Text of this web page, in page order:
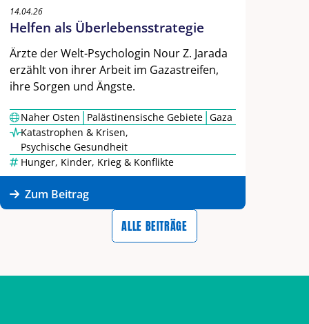
14.04.26
Helfen als Überlebensstrategie
Ärzte der Welt-Psychologin Nour Z. Jarada
erzählt von ihrer Arbeit im Gazastreifen,
ihre Sorgen und Ängste.
Naher Osten|Palästinensische Gebiete|Gaza
Katastrophen & Krisen,
Psychische Gesundheit
Hunger, Kinder, Krieg & Konflikte
Zum Beitrag
ALLE BEITRÄGE